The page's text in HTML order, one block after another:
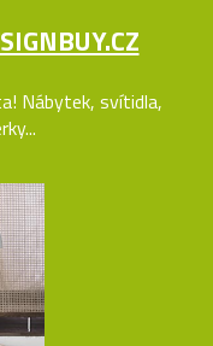
Nábytek, svítidla,